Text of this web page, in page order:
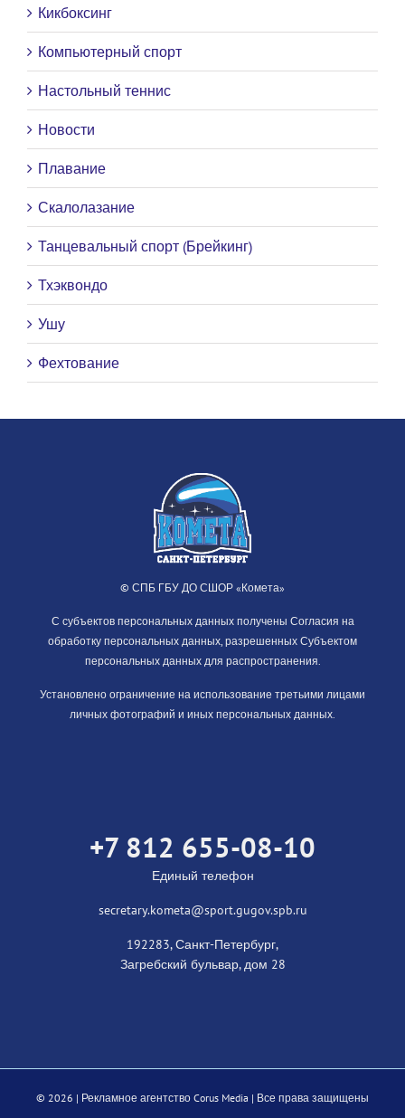
Кикбоксинг
Компьютерный спорт
Настольный теннис
Новости
Плавание
Скалолазание
Танцевальный спорт (Брейкинг)
Тхэквондо
Ушу
Фехтование
© СПБ ГБУ ДО СШОР «Комета»
С субъектов персональных данных получены Согласия на
обработку персональных данных, разрешенных Субъектом
персональных данных для распространения.
Установлено ограничение на использование третьими лицами
личных фотографий и иных персональных данных.
+7 812 655-08-10
Единый телефон
secretary.kometa@sport.gugov.spb.ru
192283, Санкт-Петербург,
Загребский бульвар, дом 28
© 2026 | Рекламное агентство Corus Media | Все права защищены